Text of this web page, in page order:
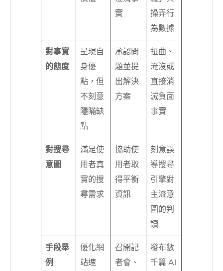
實
操弄行
為數據
對事實
的態度
呈現自
身優
點，但
不刻意
隱瞞缺
點
承認問
題並提
出解決
方案
扭曲、
淹沒或
直接消
滅負面
事實
對搜尋
意圖
滿足使
用者真
實的搜
尋需求
協助使
用者取
得平衡
資訊
刻意誤
導搜尋
引擎對
主流意
圖的判
讀
手段舉
例
優化網
站速
召開記
者會、
發布數
千篇 AI